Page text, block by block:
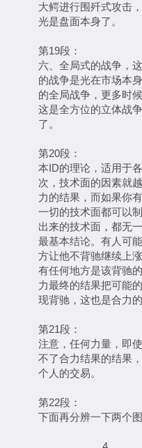
大鳄进行围歼式攻击
光是盘面本身了。
第19段：
六、全局式的战争，
的战争是光在市场本
的全局战争，更多时
这是全方位的立体战
了。
第20段：
本ID的理论，适用于
次，技术面的因素就
力的结果，而如果你
一切的技术面都可以
出来的技术面，都无
最基本结论。有人可
方让他不背驰继续上
有任何地方是该背驰
力最终的结果把可能
现背驰，这也是合力的
第21段：
注意，任何力量，即
不了合力结果的结果
个人的交易。
第22段：
下面再分辨一下两个图